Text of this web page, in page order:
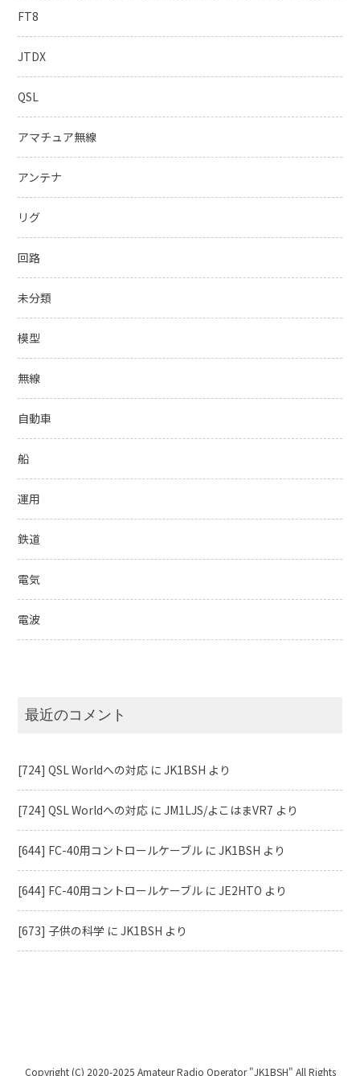
FT8
JTDX
QSL
アマチュア無線
アンテナ
リグ
回路
未分類
模型
無線
自動車
船
運用
鉄道
電気
電波
最近のコメント
[724] QSL Worldへの対応 にJK1BSH より
[724] QSL Worldへの対応 にJM1LJS/よこはまVR7 より
[644] FC-40用コントロールケーブル にJK1BSH より
[644] FC-40用コントロールケーブル にJE2HTO より
[673] 子供の科学 にJK1BSH より
Copyright (C) 2020-2025 Amateur Radio Operator "JK1BSH" All Rights